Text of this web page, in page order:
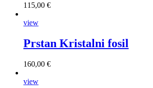
115,00 €
view
Prstan Kristalni fosil
160,00 €
view